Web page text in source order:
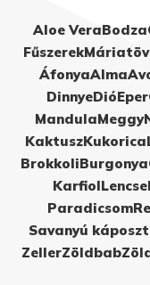
Aloe VeraBodza
Fűszerek
ÁfonyaAlma
DinnyeDióEper
MandulaMeggy
KaktuszKukorica
BrokkoliBurgonya
KarfiolLencse
Paradicsom
Savanyú
ZellerZöldbab